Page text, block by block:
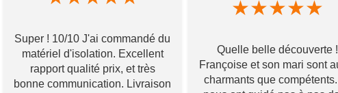
Super ! 10/10 J'ai commandé du
matériel d'isolation. Excellent
rapport qualité prix, et très
bonne communication. Livraison
★★★★★
Quelle belle découverte !
Françoise et son mari sont
charmants que